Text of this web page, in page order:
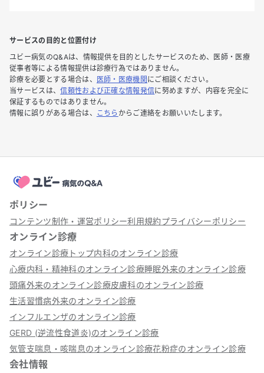
サービスの目的と位置付け
ユビー病気のQ&Aは、情報提供を目的としたサービスのため、医師・医療
従事者等による情報提供は診療行為ではありません。
診療を必要とする場合は、
医師・医療機関 にご相談ください。
当サービスは、信頼性および正確な情報発信に努めますが、内容を完全に
保証するものではありません。
情報に誤りがある場合は、
こちら からご連絡をお願いいたします。
ポリシー
コンテンツ制作・運営ポリシー利用規約プライバシーポリシー
オンライン診療
オンライン診療トップ内科のオンライン診療
心療内科・精神科のオンライン診療睡眠外来のオンライン診療
頭痛外来のオンライン診療皮膚科のオンライン診療
生活習慣病外来のオンライン診療
インフルエンザのオンライン診療
GERD (逆流性食道炎)のオンライン診療
気管支喘息・咳喘息のオンライン診療花粉症のオンライン診療
会社情報